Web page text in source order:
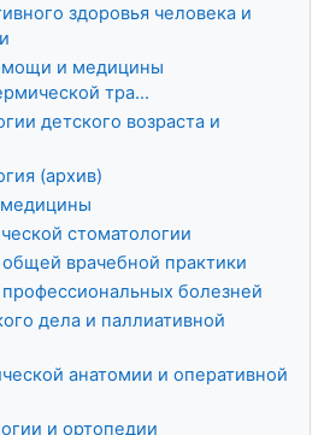
здоровья человека и
и медицины
тра...
детского возраста и
(архив)
стоматологии
врачебной практики
болезней
дела и паллиативной
анатомии и оперативной
и ортопедии